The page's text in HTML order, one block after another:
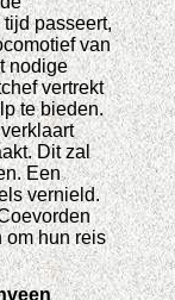
passeert,
van
nodige
vertrekt
te bieden.
Dit zal
Een
vernield.
om hun reis